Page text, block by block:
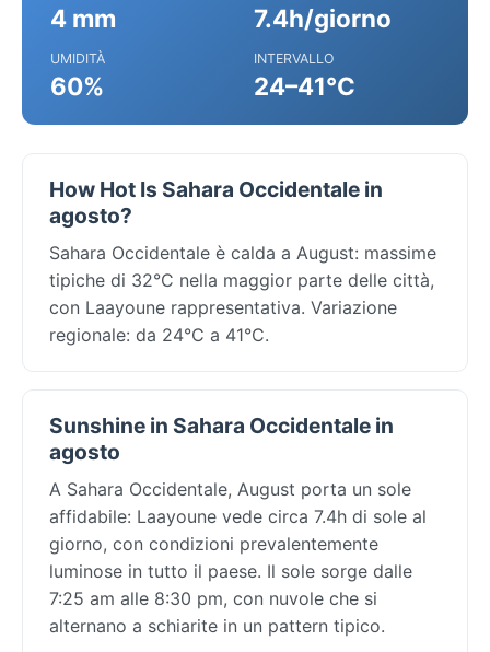
4 mm 7.4h/giorno
UMIDITÀ
60%
INTERVALLO
24–41°C
How Hot Is Sahara Occidentale in
agosto?
Sahara Occidentale è calda a August: massime
tipiche di 32°C nella maggior parte delle città,
con Laayoune rappresentativa. Variazione
regionale: da 24°C a 41°C.
Sunshine in Sahara Occidentale in
agosto
A Sahara Occidentale, August porta un sole
affidabile: Laayoune vede circa 7.4h di sole al
giorno, con condizioni prevalentemente
luminose in tutto il paese. Il sole sorge dalle
7:25 am alle 8:30 pm, con nuvole che si
alternano a schiarite in un pattern tipico.